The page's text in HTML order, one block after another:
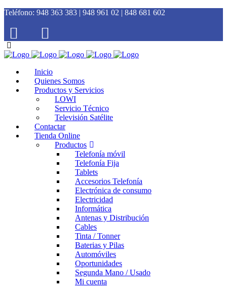
Teléfono: 948 363 383 | 948 961 02 | 848 681 602
Inicio
Quienes Somos
Productos y Servicios
LOWI
Servicio Técnico
Televisión Satélite
Contactar
Tienda Online
Productos
Telefonía móvil
Telefonía Fija
Tablets
Accesorios Telefonía
Electrónica de consumo
Electricidad
Informática
Antenas y Distribución
Cables
Tinta / Tonner
Baterias y Pilas
Automóviles
Oportunidades
Segunda Mano / Usado
Mi cuenta